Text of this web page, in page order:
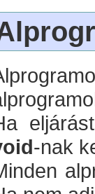
-nak